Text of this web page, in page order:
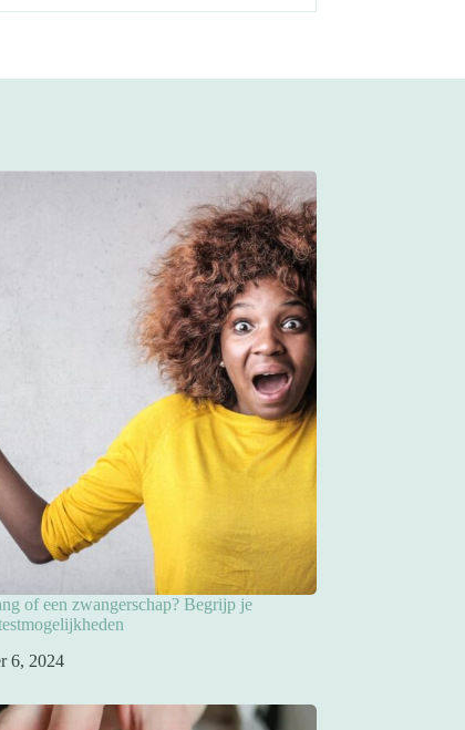
of een zwangerschap? Begrijp je
6, 2024